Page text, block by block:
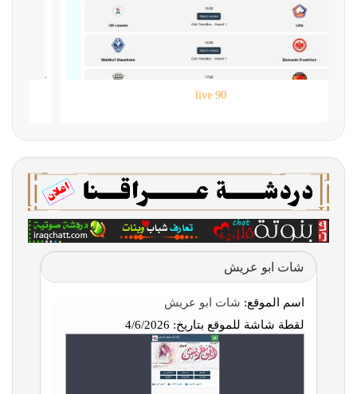
شات ابو عريش
اسم الموقع: شات ابو عريش
لقطة شاشة للموقع بتاريخ: